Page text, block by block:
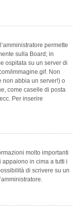
permette
sulla Board; in
ospitata su un server di
immagine.gif. Non
non abbia un server!) o
come caselle di posta
Per inserire
molto importanti
in cima a tutti i
di scrivere su un